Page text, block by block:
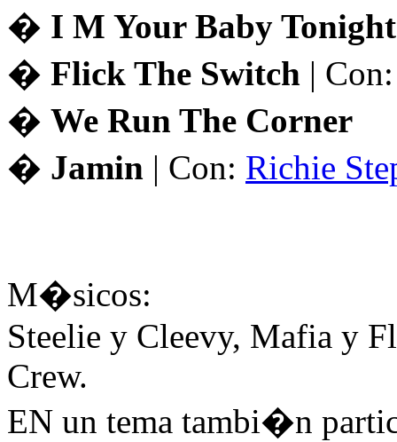
� I M Your Baby Tonight
� Flick The Switch |
� We Run The Corner
� Jamin | Con: Richie
M�sicos:
Steelie y Cleevy, Mafia y
Crew.
EN un tema tambi�n